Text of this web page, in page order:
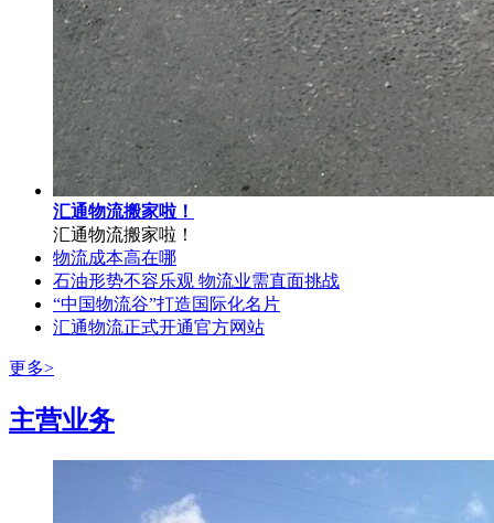
汇通物流搬家啦！
汇通物流搬家啦！
物流成本高在哪
石油形势不容乐观 物流业需直面挑战
“中国物流谷”打造国际化名片
汇通物流正式开通官方网站
更多>
主营业务